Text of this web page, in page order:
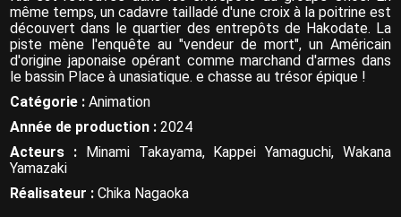
même temps, un cadavre tailladé d'une croix à la poitrine est
découvert dans le quartier des entrepôts de Hakodate. La
piste mène l'enquête au "vendeur de mort", un Américain
d'origine japonaise opérant comme marchand d'armes dans
le bassin Place à unasiatique. e chasse au trésor épique !
Catégorie :Animation
Année de production :2024
Acteurs :
Minami Takayama, Kappei Yamaguchi, Wakana
Yamazaki
Réalisateur :Chika Nagaoka